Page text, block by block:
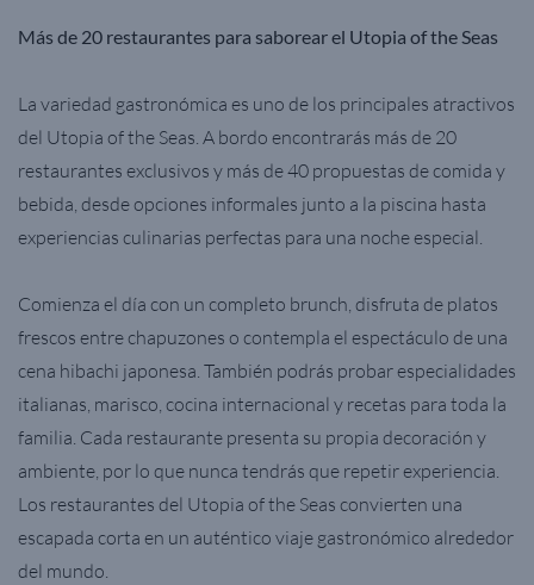
Más de 20 restaurantes para saborear el Utopia of the Seas
La variedad gastronómica es uno de los principales atractivos
del Utopia of the Seas. A bordo encontrarás más de 20
restaurantes exclusivos y más de 40 propuestas de comida y
bebida, desde opciones informales junto a la piscina hasta
experiencias culinarias perfectas para una noche especial.
Comienza el día con un completo brunch, disfruta de platos
frescos entre chapuzones o contempla el espectáculo de una
cena hibachi japonesa. También podrás probar especialidades
italianas, marisco, cocina internacional y recetas para toda la
familia. Cada restaurante presenta su propia decoración y
ambiente, por lo que nunca tendrás que repetir experiencia.
Los restaurantes del Utopia of the Seas convierten una
escapada corta en un auténtico viaje gastronómico alrededor
del mundo.